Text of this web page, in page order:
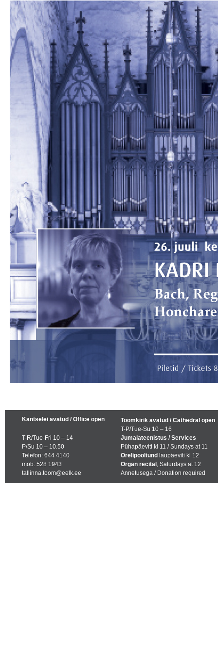
Kantselei avatud / Office open
T-R/Tue-Fri 10 – 14
P/Su 10 – 10.50
Telefon: 644 4140
mob: 528 1943
tallinna.toom@eelk.ee
Toomkirik avatud / Cathedral open
T-P/Tue-Su 10 – 16
Jumalateenistus / Services
Pühapäeviti kl 11 / Sundays at 11
Orelipooltund laupäeviti kl 12
Organ recital , Saturdays at 12
Annetusega / Donation required